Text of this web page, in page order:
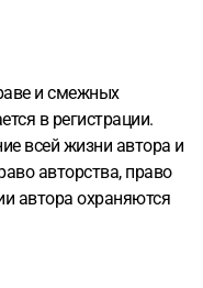
и смежных
в регистрации.
всей жизни автора и
авторства, право
автора охраняются